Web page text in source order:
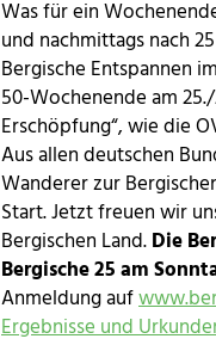
Was für ein
und nachmittags nach
Bergische Entspannen
50-Wochenende am
Erschöpfung“, wie die
Aus allen deutschen
Wanderer zur
Start. Jetzt freuen wir
Bergischen Land.Die
Bergische 25 am
Anmeldung auf
Ergebnisse und